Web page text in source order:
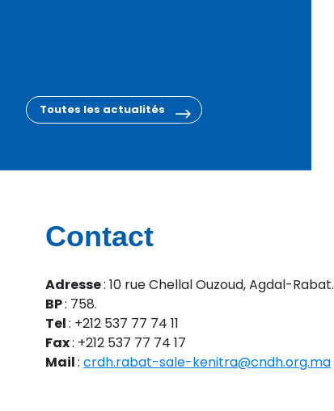
Toutes les actualités
Contact
Adresse: 10 rue Chellal Ouzoud, Agdal-Rabat.
BP: 758.
Tel: +212 537 77 74 11
Fax: +212 537 77 74 17
Mail: crdh.rabat-sale-kenitra@cndh.org.ma